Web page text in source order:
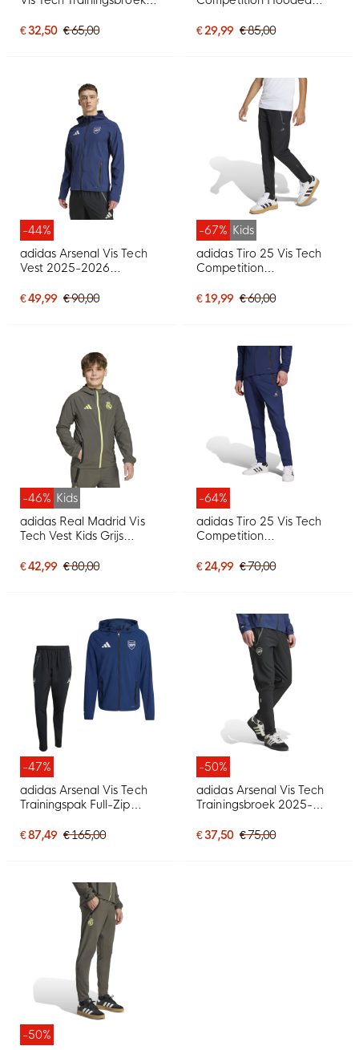
Donkergrijs Oranje
€ 32,50 € 65,00
Donkergrijs
€ 29,99 € 85,00
-44%
adidas Arsenal Vis Tech
Vest 2025-2026
€ 49,99 € 90,00
-67% Kids
adidas Tiro 25 Vis Tech
Competition
Donkergrijs
€ 19,99 € 60,00
-46% Kids
adidas Real Madrid Vis
Tech Vest Kids Grijs
€ 42,99 € 80,00
-64%
adidas Tiro 25 Vis Tech
Competition
Donkerblauw Zwart
€ 24,99 € 70,00
-47%
adidas Arsenal Vis Tech
Trainingspak Full-Zip
Zwart Wit
€ 87,49 € 165,00
-50%
adidas Arsenal Vis Tech
Trainingsbroek 2025-
€ 37,50 € 75,00
-50%